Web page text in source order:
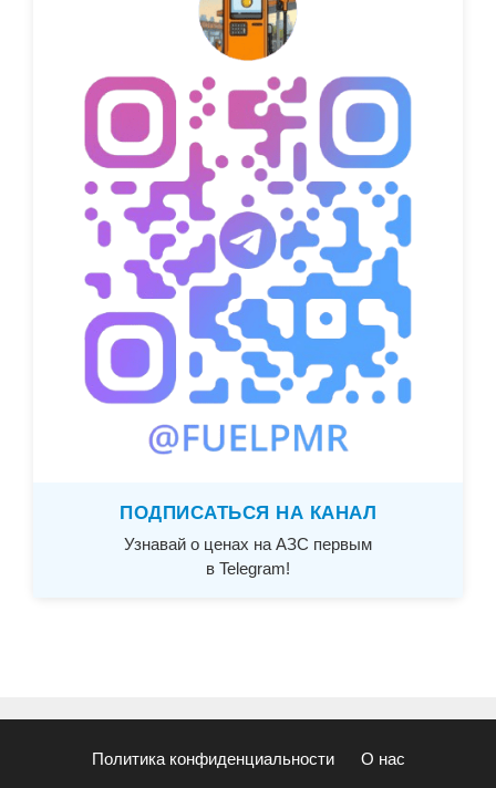
ПОДПИСАТЬСЯ НА КАНАЛ
Узнавай о ценах на АЗС первым
в Telegram!
Политика конфиденциальности О нас